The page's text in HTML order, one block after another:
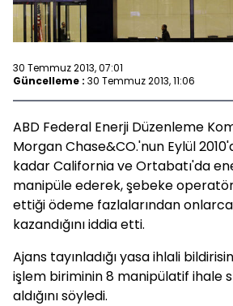
30 Temmuz 2013, 07:01
Güncelleme : 30 Temmuz 2013, 11:06
ABD Federal Enerji Düzenleme
Morgan Chase&CO.'nun Eylül
kadar California ve Ortabatı'da
manipüle ederek, şebeke
ettiği ödeme fazlalarından
kazandığını iddia etti.
Ajans tayınladığı yasa ihlali
işlem biriminin 8 manipülatif ihale
aldığını söyledi.